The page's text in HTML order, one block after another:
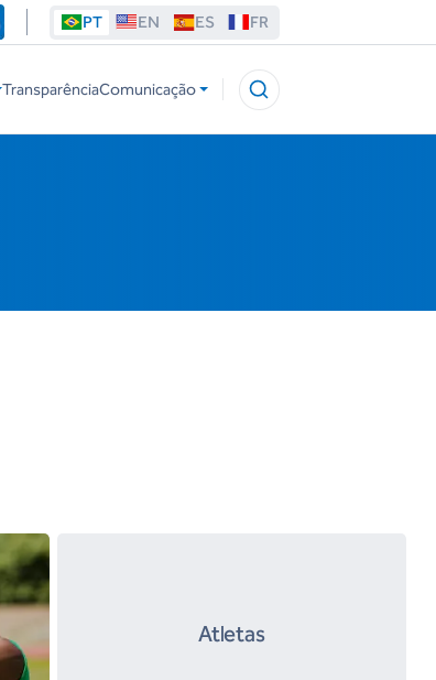
PT EN ES FR
TransparênciaComunicação
Atletas